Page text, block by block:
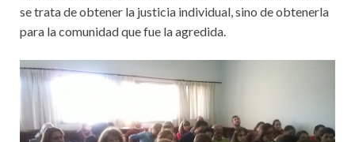
se trata de obtener la justicia individual, sino de obtenerla
para la comunidad que fue la agredida.